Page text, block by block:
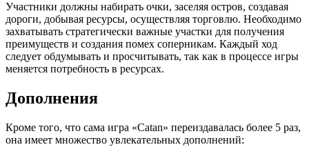
Участники должны набирать очки, заселяя остров, создавая
дороги, добывая ресурсы, осуществляя торговлю. Необходимо
захватывать стратегически важные участки для получения
преимуществ и создания помех соперникам. Каждый ход
следует обдумывать и просчитывать, так как в процессе игры
меняется потребность в ресурсах.
Дополнения
Кроме того, что сама игра «Catan» переиздавалась более 5 раз,
она имеет множество увлекательных дополнений: